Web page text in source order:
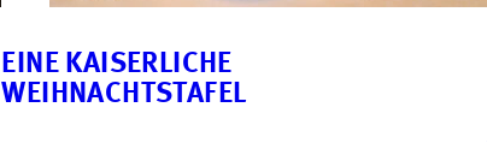
EINE KAISERLICHE
WEIHNACHTSTAFEL